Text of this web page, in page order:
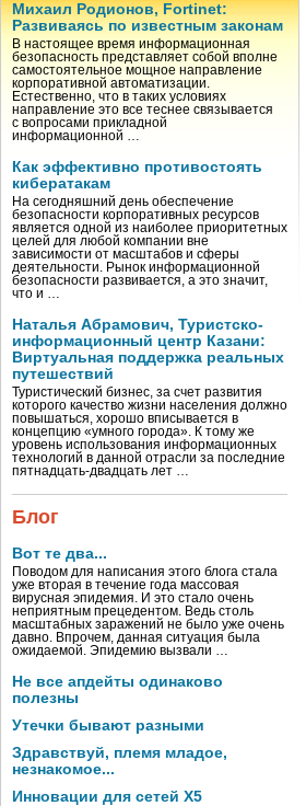
Михаил Родионов, Fortinet:
Развиваясь по известным законам
В настоящее время информационная
безопасность представляет собой вполне
самостоятельное мощное направление
корпоративной автоматизации.
Естественно, что в таких условиях
направление это все теснее связывается
с вопросами прикладной
информационной …
Как эффективно противостоять
кибератакам
На сегодняшний день обеспечение
безопасности корпоративных ресурсов
является одной из наиболее приоритетных
целей для любой компании вне
зависимости от масштабов и сферы
деятельности. Рынок информационной
безопасности развивается, а это значит,
что и …
Наталья Абрамович, Туристско-
информационный центр Казани:
Виртуальная поддержка реальных
путешествий
Туристический бизнес, за счет развития
которого качество жизни населения должно
повышаться, хорошо вписывается в
концепцию «умного города». К тому же
уровень использования информационных
технологий в данной отрасли за последние
пятнадцать-двадцать лет …
Блог
Вот те два...
Поводом для написания этого блога стала
уже вторая в течение года массовая
вирусная эпидемия. И это стало очень
неприятным прецедентом. Ведь столь
масштабных заражений не было уже очень
давно. Впрочем, данная ситуация была
ожидаемой. Эпидемию вызвали …
Не все апдейты одинаково
полезны
Утечки бывают разными
Здравствуй, племя младое,
незнакомое...
Инновации для сетей X5